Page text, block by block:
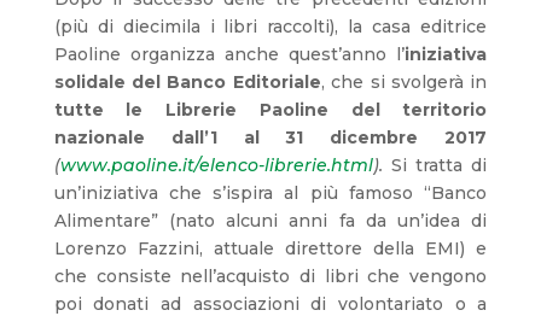
(più di diecimila i libri raccolti), la casa editrice
Paoline organizza anche quest’anno l’iniziativa
solidale del Banco Editoriale, che si svolgerà in
tutte le Librerie Paoline del territorio
nazionale dall’1 al 31 dicembre 2017
(www.paoline.it/elenco-librerie.html). Si tratta di
un’iniziativa che s’ispira al più famoso “Banco
Alimentare” (nato alcuni anni fa da un’idea di
Lorenzo Fazzini, attuale direttore della EMI) e
che consiste nell’acquisto di libri che vengono
poi donati ad associazioni di volontariato o a